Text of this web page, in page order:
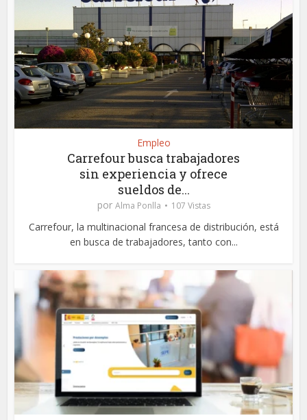
Empleo
Carrefour busca trabajadores
sin experiencia y ofrece
sueldos de...
por Alma Ponlla 107 Vistas
Carrefour, la multinacional francesa de distribución, está
en busca de trabajadores, tanto con...